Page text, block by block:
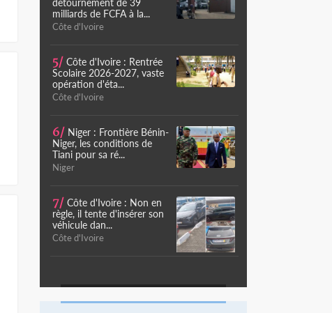
détournement de 39
milliards de FCFA à la...
Côte d'Ivoire
5/ Côte d'Ivoire : Rentrée
Scolaire 2026-2027, vaste
opération d'éta...
Côte d'Ivoire
6/ Niger : Frontière Bénin-
Niger, les conditions de
Tiani pour sa ré...
Niger
7/ Côte d'Ivoire : Non en
règle, il tente d'insérer son
véhicule dan...
Côte d'Ivoire